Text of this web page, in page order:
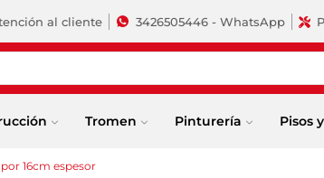
al cliente 3426505446 - WhatsApp
Tromen Pinturería Pisos
16cm espesor